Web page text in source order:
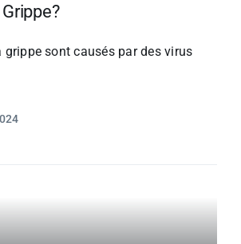
grippe sont causés par des virus